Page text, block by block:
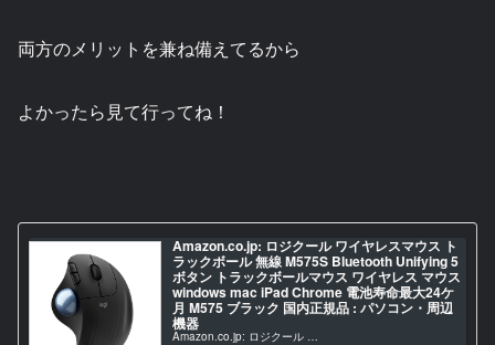
両方のメリットを兼ね備えてるから
よかったら見て行ってね！
Amazon.co.jp: ロジクール ワイヤレスマウス ト
ラックボール 無線 M575S Bluetooth Unifying 5
ボタン トラックボールマウス ワイヤレス マウス
windows mac iPad Chrome 電池寿命最大24ケ
月 M575 ブラック 国内正規品 : パソコン・周辺
機器
Amazon.co.jp: ロジクール …